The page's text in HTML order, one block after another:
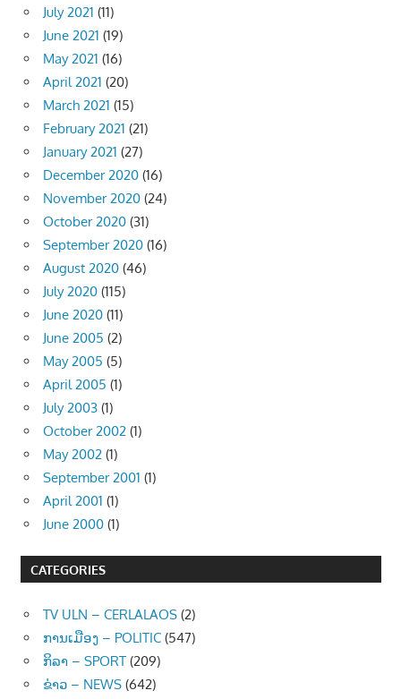
July 2021 (11)
June 2021 (19)
May 2021 (16)
April 2021 (20)
March 2021 (15)
February 2021 (21)
January 2021 (27)
December 2020 (16)
November 2020 (24)
October 2020 (31)
September 2020 (16)
August 2020 (46)
July 2020 (115)
June 2020 (11)
June 2005 (2)
May 2005 (5)
April 2005 (1)
July 2003 (1)
October 2002 (1)
May 2002 (1)
September 2001 (1)
April 2001 (1)
June 2000 (1)
CATEGORIES
TV ULN – CERLALAOS (2)
ການເມືອງ – POLITIC (547)
ກິລາ – SPORT (209)
ຂ່າວ – NEWS (642)